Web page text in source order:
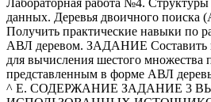
Лабораторная работа №4.
данных. Деревья двоичного
Получить практические навыки по
АВЛ деревом. ЗАДАНИЕ Составить
для вычисления шестого множества
представленным в форме АВЛ
^ E. СОДЕРЖАНИЕ ЗАДАНИЕ 3